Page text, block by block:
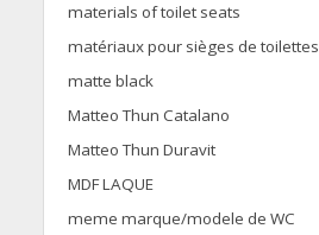
materials of toilet seats
matériaux pour sièges de toilettes
matte black
Matteo Thun Catalano
Matteo Thun Duravit
MDF LAQUE
meme marque/modele de WC